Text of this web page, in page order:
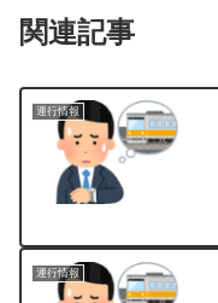
関連記事
運行情報
運行情報